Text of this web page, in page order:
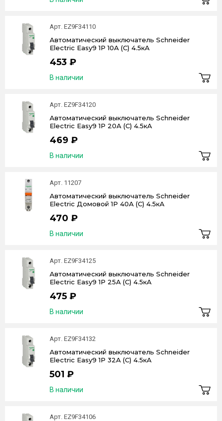
Арт. EZ9F34110
Автоматический выключатель Schneider
Electric Easy9 1P 10А (C) 4.5кА
453 ₽
В наличии
Арт. EZ9F34120
Автоматический выключатель Schneider
Electric Easy9 1P 20А (C) 4.5кА
469 ₽
В наличии
Арт. 11207
Автоматический выключатель Schneider
Electric Домовой 1P 40А (C) 4.5кА
470 ₽
В наличии
Арт. EZ9F34125
Автоматический выключатель Schneider
Electric Easy9 1P 25А (C) 4.5кА
475 ₽
В наличии
Арт. EZ9F34132
Автоматический выключатель Schneider
Electric Easy9 1P 32А (C) 4.5кА
501 ₽
В наличии
Арт. EZ9F34106